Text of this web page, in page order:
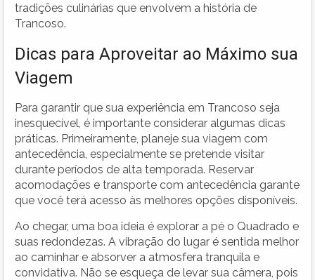
tradições culinárias que envolvem a história de
Trancoso.
Dicas para Aproveitar ao Máximo sua
Viagem
Para garantir que sua experiência em Trancoso seja
inesquecível, é importante considerar algumas dicas
práticas. Primeiramente, planeje sua viagem com
antecedência, especialmente se pretende visitar
durante períodos de alta temporada. Reservar
acomodações e transporte com antecedência garante
que você terá acesso às melhores opções disponíveis.
Ao chegar, uma boa ideia é explorar a pé o Quadrado e
suas redondezas. A vibração do lugar é sentida melhor
ao caminhar e absorver a atmosfera tranquila e
convidativa. Não se esqueça de levar sua câmera, pois